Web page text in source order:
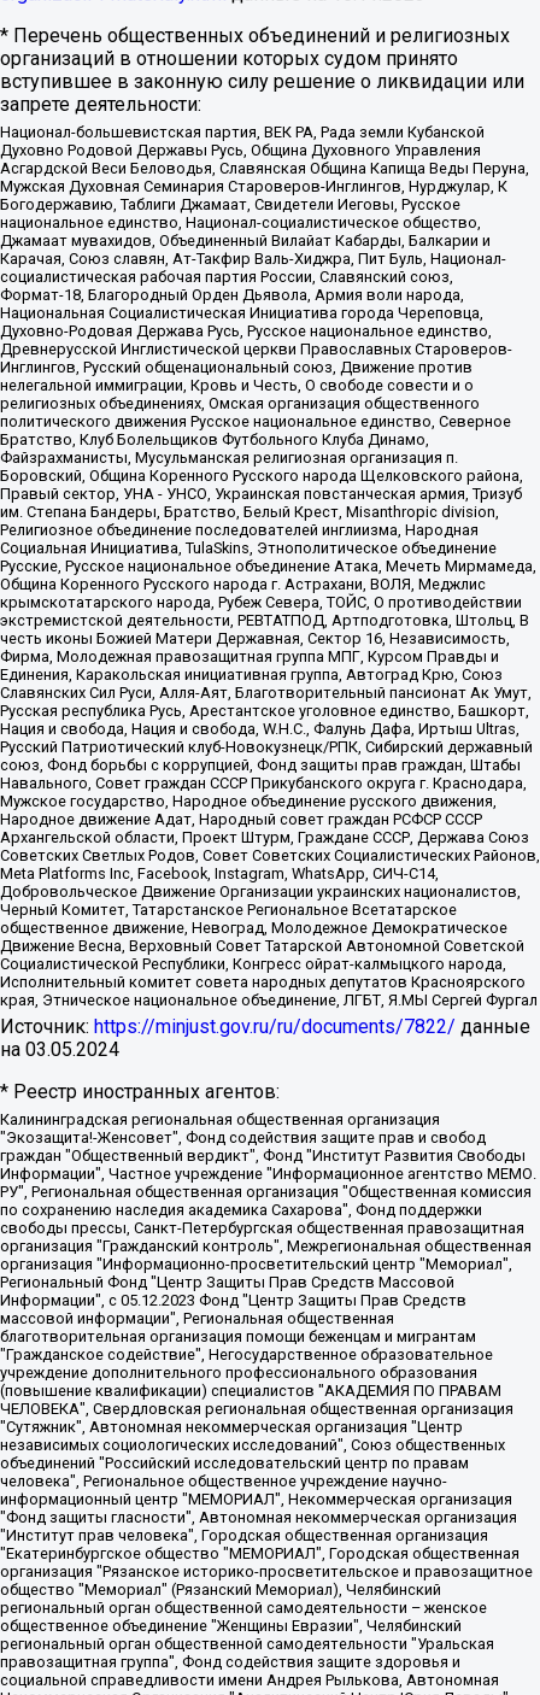
* Перечень общественных объединений и религиозных
организаций в отношении которых судом принято
вступившее в законную силу решение о ликвидации или
запрете деятельности:
Национал-большевистская партия, ВЕК РА, Рада земли Кубанской
Духовно Родовой Державы Русь, Община Духовного Управления
Асгардской Веси Беловодья, Славянская Община Капища Веды Перуна,
Мужская Духовная Семинария Староверов-Инглингов, Нурджулар, К
Богодержавию, Таблиги Джамаат, Свидетели Иеговы, Русское
национальное единство, Национал-социалистическое общество,
Джамаат мувахидов, Объединенный Вилайат Кабарды, Балкарии и
Карачая, Союз славян, Ат-Такфир Валь-Хиджра, Пит Буль, Национал-
социалистическая рабочая партия России, Славянский союз,
Формат-18, Благородный Орден Дьявола, Армия воли народа,
Национальная Социалистическая Инициатива города Череповца,
Духовно-Родовая Держава Русь, Русское национальное единство,
Древнерусской Инглистической церкви Православных Староверов-
Инглингов, Русский общенациональный союз, Движение против
нелегальной иммиграции, Кровь и Честь, О свободе совести и о
религиозных объединениях, Омская организация общественного
политического движения Русское национальное единство, Северное
Братство, Клуб Болельщиков Футбольного Клуба Динамо,
Файзрахманисты, Мусульманская религиозная организация п.
Боровский, Община Коренного Русского народа Щелковского района,
Правый сектор, УНА - УНСО, Украинская повстанческая армия, Тризуб
им. Степана Бандеры, Братство, Белый Крест, Misanthropic division,
Религиозное объединение последователей инглиизма, Народная
Социальная Инициатива, TulaSkins, Этнополитическое объединение
Русские, Русское национальное объединение Атака, Мечеть Мирмамеда,
Община Коренного Русского народа г. Астрахани, ВОЛЯ, Меджлис
крымскотатарского народа, Рубеж Севера, ТОЙС, О противодействии
экстремистской деятельности, РЕВТАТПОД, Артподготовка, Штольц, В
честь иконы Божией Матери Державная, Сектор 16, Независимость,
Фирма, Молодежная правозащитная группа МПГ, Курсом Правды и
Единения, Каракольская инициативная группа, Автоград Крю, Союз
Славянских Сил Руси, Алля-Аят, Благотворительный пансионат Ак Умут,
Русская республика Русь, Арестантское уголовное единство, Башкорт,
Нация и свобода, Нация и свобода, W.H.С., Фалунь Дафа, Иртыш Ultras,
Русский Патриотический клуб-Новокузнецк/РПК, Сибирский державный
союз, Фонд борьбы с коррупцией, Фонд защиты прав граждан, Штабы
Навального, Совет граждан СССР Прикубанского округа г. Краснодара,
Мужское государство, Народное объединение русского движения,
Народное движение Адат, Народный совет граждан РСФСР СССР
Архангельской области, Проект Штурм, Граждане СССР, Держава Союз
Советских Светлых Родов, Совет Советских Социалистических Районов,
Meta Platforms Inc, Facebook, Instagram, WhatsApp, СИЧ-С14,
Добровольческое Движение Организации украинских националистов,
Черный Комитет, Татарстанское Региональное Всетатарское
общественное движение, Невоград, Молодежное Демократическое
Движение Весна, Верховный Совет Татарской Автономной Советской
Социалистической Республики, Конгресс ойрат-калмыцкого народа,
Исполнительный комитет совета народных депутатов Красноярского
края, Этническое национальное объединение, ЛГБТ, Я.МЫ Сергей Фургал
Источник: https://minjust.gov.ru/ru/documents/7822/ данные
на 03.05.2024
* Реестр иностранных агентов:
Калининградская региональная общественная организация "Экозащита!-Женсовет", Фонд содействия защите прав и свобод граждан "Общественный вердикт", Фонд "Институт Развития Свободы Информации", Частное учреждение "Информационное агентство МЕМО. РУ", Региональная общественная организация "Общественная комиссия по сохранению наследия академика Сахарова", Фонд поддержки свободы прессы, Санкт-Петербургская общественная правозащитная организация "Гражданский контроль", Межрегиональная общественная организация "Информационно-просветительский центр "Мемориал", Региональный Фонд "Центр Защиты Прав Средств Массовой Информации", с 05.12.2023 Фонд "Центр Защиты Прав Средств массовой информации", Региональная общественная благотворительная организация помощи беженцам и мигрантам "Гражданское содействие", Негосударственное образовательное учреждение дополнительного профессионального образования (повышение квалификации) специалистов "АКАДЕМИЯ ПО ПРАВАМ ЧЕЛОВЕКА", Свердловская региональная общественная организация "Сутяжник", Автономная некоммерческая организация "Центр независимых социологических исследований", Союз общественных объединений "Российский исследовательский центр по правам человека", Региональное общественное учреждение научно-информационный центр "МЕМОРИАЛ", Некоммерческая организация "Фонд защиты гласности", Автономная некоммерческая организация "Институт прав человека", Городская общественная организация "Екатеринбургское общество "МЕМОРИАЛ", Городская общественная организация "Рязанское историко-просветительское и правозащитное общество "Мемориал" (Рязанский Мемориал), Челябинский региональный орган общественной самодеятельности – женское общественное объединение "Женщины Евразии", Челябинский региональный орган общественной самодеятельности "Уральская правозащитная группа", Фонд содействия защите здоровья и социальной справедливости имени Андрея Рылькова, Автономная Некоммерческая Организация "Аналитический Центр Юрия Левады", Автономная некоммерческая организация социальной поддержки населения "Проект Апрель", Региональная общественная организация помощи женщинам и детям, находящимся в кризисной ситуации "Информационно-методический центр "Анна", Фонд содействия развитию массовых коммуникаций и правовому просвещению "Так-так-Так", Фонд содействия устойчивому развитию "Серебряная тайга", Свердловский региональный общественный фонд социальных проектов "Новое время", "Idel.Реалии", Кавказ.Реалии, Крым.Реалии, Телеканал Настоящее Время, Татаро-башкирская служба Радио Свобода (Azatliq Radiosi), Радио Свободная Европа/Радио Свобода (PCE/PC), "Сибирь.Реалии", "Фактограф", Благотворительный фонд помощи осужденным и их семьям, Автономная некоммерческая организация "Институт глобализации и социальных движений", Фонд "В защиту прав заключенных", Частное учреждение "Центр поддержки и содействия развитию средств массовой информации", Пензенский региональный общественный благотворительный фонд "Гражданский союз", "Север.Реалии", Некоммерческая организация Фонд "Правовая инициатива", Общество с ограниченной ответственностью "Радио Свободная Европа/Радио Свобода", Чешское информационное агентство "MEDIUM-ORIENT", Красноярская региональная общественная организация "Мы против СПИДа", Камалягин Денис Николаевич, Маркелов Сергей Евгеньевич, Пономарев Лев Александрович, Савицкая Людмила Алексеевна, Автономная некоммерческая организация "Центр по работе с проблемой насилия "НАСИЛИЮ.НЕТ", Межрегиональный профессиональный союз работников здравоохранения "Альянс врачей", Юридическое лицо, зарегистрированное в Латвийской Республике, SIA "Medusa Project" (регистрационный номер 40103797863, дата регистрации 10.06.2014), Некоммерческая организация "Фонд по борьбе с коррупцией", Автономная некоммерческая организация "Институт права и публичной политики", Баданин Роман Сергеевич, Гликин Максим Александрович, Железнова Мария Михайловна, Лукьянова Юлия Сергеевна, Маетная Елизавета Витальевна, Маняхин Петр Борисович, Чуракова Ольга Владимировна, Ярош Юлия Петровна, Юридическое лицо "The Insider SIA", зарегистрированное в Риге, Латвийская Республика (дата регистрации 26.06.2015), являющееся администратором доменного имени интернет-издания "The Insider SIA", https://theins.ru, Постернак Алексей Евгеньевич, Рубин Михаил Аркадьевич, Анин Роман Александрович, Юридическое лицо Istories fonds, зарегистрированное в Латвийской Республике (регистрационный номер 50008295751, дата регистрации 24.02.2020), Великовский Дмитрий Александрович, Долинина Ирина Николаевна, Мароховская Алеся Алексеевна, Шлейнов Роман Юрьевич, Шмагун Олеся Валентиновна, Общество с ограниченной ответственностью "Альтаир 2021", Общество с ограниченной ответственностью "Вега 2021", Общество с ограниченной ответственностью "Главный редактор 2021", Общество с ограниченной ответственностью "Ромашки монолит", Важенков Артем Валерьевич, Ивановская областная общественная организация "Центр гендерных исследований", Гурман Юрий Альбертович, Медиапроект "ОВД-Инфо", Егоров Владимир Владимирович, Жилинский Владимир Александрович, Общество с ограниченной ответственностью "ЗП", Иванова София Юрьевна, Карезина Инна Павловна, Кильтау Екатерина Викторовна, Петров Алексей Викторович, Пискунов Сергей Евгеньевич, Смирнов Сергей Сергеевич, Тихонов Михаил Сергеевич, Общество с ограниченной ответственностью "ЖУРНАЛИСТ-ИНОСТРАННЫЙ АГЕНТ", Арапова Галина Юрьевна, Вольтская Татьяна Анатольевна, Американская компания "Mason G.E.S. Anonymous Foundation" (США), являющаяся владельцем интернет-издания https://mnews.world/, Компания "Stichting Bellingcat", зарегистрированная в Нидерландах (дата регистрации 11.07.2018), Захаров Андрей Вячеславович, Клепиковская Екатерина Дмитриевна, Общество с ограниченной ответственностью "МЕМО", Перл Роман Александрович, Симонов Евгений Алексеевич, Соловьева Елена Анатольевна, Сотников Даниил Владимирович, Сурначева Елизавета Дмитриевна, Автономная некоммерческая организация по защите прав человека и информированию населения "Якутия – Наше Мнение", Общество с ограниченной ответственностью "Москоу диджитал медиа", с 26.01.2023 Общество с ограниченной ответственностью "Чайка Белые сады", Ветошкина Валерия Валерьевна, Заговора Максим Александрович, Межрегиональное общественное движение "Российская ЛГБТ - сеть", Оленичев Максим Владимирович, Павлов Иван Юрьевич, Скворцова Елена Сергеевна, Общество с ограниченной ответственностью "Как бы инагент", Кочетков Игорь Викторович, Общество с ограниченной ответственностью "Честные выборы", Еланчик Олег Александрович, Общество с ограниченной ответственностью "Нобелевский призыв", Гималова Регина Эмилевна, Григорьев Андрей Валерьевич, Григорьева Алина Александровна, Ассоциация по содействию защите прав призывников, альтернативнослужащих и военнослужащих "Правозащитная группа "Гражданин.Армия.Право", Хисамова Регина Фаритовна, Автономная некоммерческая организация по реализации социально-правовых программ "Лилит", Дальневосточное общественное движение "Маяк", Санкт-Петербургская ЛГБТ-инициативная группа "Выход", Инициативная группа ЛГБТ+ "Реверс", Алексеев Андрей Викторович, Бекбулатова Таисия Львовна, Беляев Иван Михайлович, Владыкина Елена Сергеевна, Гельман Марат Александрович, Никульшина Вероника Юрьевна, Толоконникова Надежда Андреевна, Шендерович Виктор Анатольевич, Общество с ограниченной ответственностью "Данное сообщение", Общество с ограниченной ответственностью Издательский дом "Новая глава", Айнбиндер Александра Александровна, Московский комьюнити-центр для ЛГБТ+инициатив, Благотворительный фонд развития филантропии, Deutsche Welle (Германия, Kurt-Schumacher-Strasse 3, 53113 Bonn), Борзунова Мария Михайловна, Воробьев Виктор Викторович, Голубева Анна Львовна, Константинова Алла Михайловна, Малкова Ирина Владимировна, Мурадов Мурад Абдулгалимович, Осетинская Елизавета Николаевна, Понасенков Евгений Николаевич, Ганапольский Матвей Юрьевич, Киселев Евгений Алексеевич, Борухович Ирина Григорьевна, Дремин Иван Тимофеевич, Дубровский Дмитрий Викторович, Красноярская региональная общественная организация поддержки и развития альтернативных образовательных технологий и межкультурных коммуникаций "ИНТЕРРА", Маяковская Екатерина Алексеевна, Фейгин Марк Захарович, Филимонов Андрей Викторович, Дзугкоева Регина Николаевна, Доброхотов Роман Александрович, Дудь Юрий Александрович, Елкин Сергей Владимирович, Кругликов Кирилл Игоревич, Сабунаева Мария Леонидовна, Семенов Алексей Владимирович, Шаинян Карен Багратович, Шульман Екатерина Михайловна, Асафьев Артур Валерьевич, Вахштайн Виктор Семенович, Венедиктов Алексей Алексеевич, Лушникова Екатерина Евгеньевна, Волков Леонид Михайлович, Невзоров Александр Глебович, Пархоменко Сергей Борисович, Сироткин Ярослав Николаевич, Кара-Мурза Владимир Владимирович, Баранова Наталья Владимировна, Гозман Леонид Яковлевич, Кагарлицкий Борис Юльевич, Климарев Михаил Валерьевич, Милов Владимир Станиславович, Автономная некоммерческая организация Краснодарский центр современного искусства "Типография", Моргенштерн Алишер Тагирович, Соболь Любовь Эдуардовна, Общество с ограниченной ответственностью "ЛИЗА НОРМ", Каспаров Гарри Кимович, Ходорковский Михаил Борисович, Общество с ограниченной ответственностью "Апрельские тезисы", Данилович Ирина Брониславовна, Кашин Олег Владимирович, Петров Николай Владимирович, Пивоваров Алексей Владимирович, Соколов Михаил Владимирович, Цветкова Юлия Владимировна, Чичваркин Евгений Александрович, Комитет против пыток/Команда против пыток, Общество с ограниченной ответственностью "Первый научный", Общество с ограниченной ответственностью "Вертолет и ко", Белоцерковская Вероника Борисовна, Кац Максим Евгеньевич, Лазарева Татьяна Юрьевна, Шаведдинов Руслан Табризович, Яшин Илья Валерьевич, Общество с ограниченной ответственностью "Иноагент ААВ", Алешковский Дмитрий Петрович, Альбац Евгения Марковна, Быков Дмитрий Львович, Галямина Юлия Евгеньевна, Лойко Сергей Леонидович, Мартынов Кирилл Константинович, Медведев Сергей Александрович, Крашенинников Федор Геннадиевич, Гордеева Катерина Вл